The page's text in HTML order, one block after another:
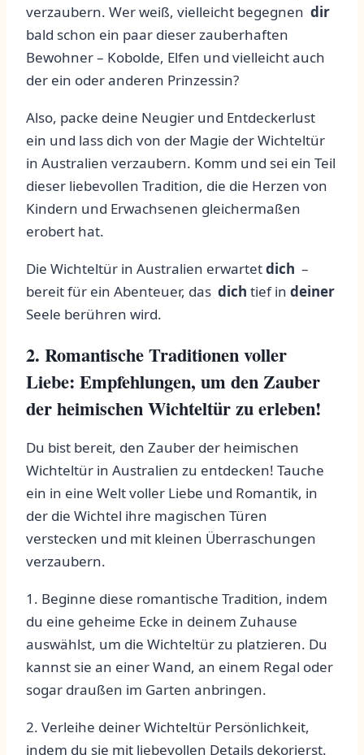
verzaubern.⁢ Wer weiß,⁢ vielleicht begegnen ​ dir
bald schon ein⁣ paar​ dieser zauberhaften
Bewohner – Kobolde, Elfen⁣ und​ vielleicht auch
der ein oder anderen Prinzessin?
Also, packe ⁣deine​ Neugier und​ Entdeckerlust‌
ein​ und lass⁢ dich von ⁢der ​Magie⁤ der⁢ Wichteltür
in Australien verzaubern. Komm⁤ und sei ein Teil
dieser liebevollen Tradition, die ⁤die ​Herzen von
Kindern und Erwachsenen gleichermaßen
erobert hat.
Die Wichteltür ​in Australien erwartetdich ‍ –⁣
bereit‌ für‍ ein Abenteuer, das ‌ dich tief in deiner
Seele berühren wird.
2. Romantische Traditionen ⁢voller
Liebe: Empfehlungen, um den Zauber
der heimischen ⁤Wichteltür zu erleben!
Du bist ‍bereit, den ​Zauber der heimischen
Wichteltür in Australien zu entdecken! Tauche
ein in⁣ eine Welt⁤ voller Liebe‌ und‌ Romantik, in
der die Wichtel ihre magischen Türen
verstecken ​und mit ⁢kleinen Überraschungen
‍verzaubern.
1. Beginne diese romantische ‍Tradition, ‍indem
du eine ⁤geheime Ecke ⁣in​ deinem Zuhause
auswählst, um die Wichteltür zu platzieren. Du⁣
kannst sie ⁣an‌ einer Wand, an⁤ einem Regal oder
sogar‌ draußen ‍im Garten anbringen.
2. Verleihe deiner⁤ Wichteltür Persönlichkeit,
indem ⁢du ⁤sie mit ​liebevollen Details dekorierst.